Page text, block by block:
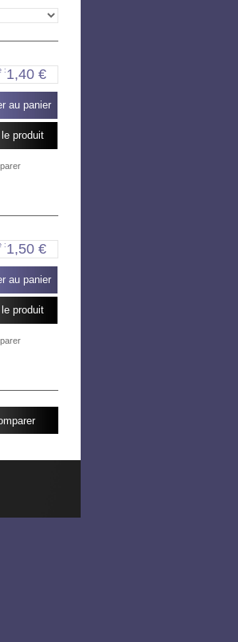
:1,40 €
au panier
produit
:1,50 €
au panier
produit